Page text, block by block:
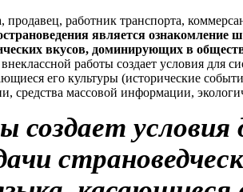
работник транспорта,
является ознакомление
вкусов, доминирующих в
работы создает условия для
его культуры (исторические
средства массовой информации,
создает условия